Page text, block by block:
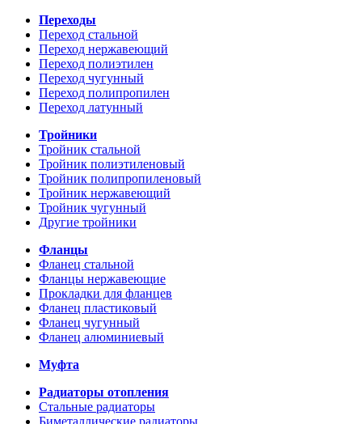
Переходы
Переход стальной
Переход нержавеющий
Переход полиэтилен
Переход чугунный
Переход полипропилен
Переход латунный
Тройники
Тройник стальной
Тройник полиэтиленовый
Тройник полипропиленовый
Тройник нержавеющий
Тройник чугунный
Другие тройники
Фланцы
Фланец стальной
Фланцы нержавеющие
Прокладки для фланцев
Фланец пластиковый
Фланец чугунный
Фланец алюминиевый
Муфта
Радиаторы отопления
Стальные радиаторы
Биметаллические радиаторы